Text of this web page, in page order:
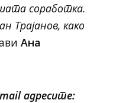
соработка.
Трајанов, како
Ана
адресите: